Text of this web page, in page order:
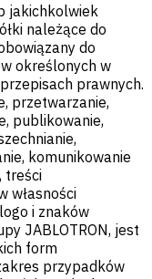
jakichkolwiek
należące do
do
określonych w
prawnych.
przetwarzanie,
publikowanie,
komunikowanie
treści
własności
i znaków
JABLOTRON, jest
form
przypadków